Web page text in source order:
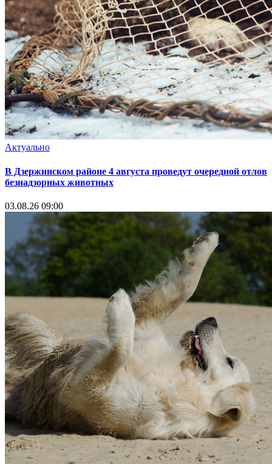
Актуально
В Дзержинском районе 4 августа проведут очередной отлов
безнадзорных животных
03.08.26 09:00